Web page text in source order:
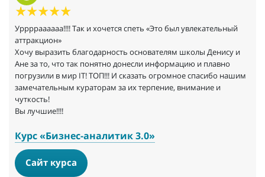
Урррраааааа!!!! Так и хочется спеть «Это был увлекательный
аттракцион»
Хочу выразить благодарность основателям школы Денису и
Ане за то, что так понятно донесли информацию и плавно
погрузили в мир IT! ТОП!!! И сказать огромное спасибо нашим
замечательным кураторам за их терпение, внимание и
чуткость!
Вы лучшие!!!!
Курс «Бизнес-аналитик 3.0»
Сайт курса